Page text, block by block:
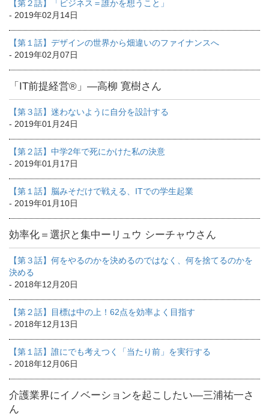
【第２話】「ビジネス＝誰かを想うこと」
- 2019年02月14日
【第１話】デザインの世界から畑違いのファイナンスへ
- 2019年02月07日
「IT前提経営®」―高柳 寛樹さん
【第３話】迷わないように自分を設計する
- 2019年01月24日
【第２話】中学2年で死にかけた私の決意
- 2019年01月17日
【第１話】脳みそだけで戦える、ITでの学生起業
- 2019年01月10日
効率化＝選択と集中ーリュウ シーチャウさん
【第３話】何をやるのかを決めるのではなく、何を捨てるのかを
決める
- 2018年12月20日
【第２話】目標は中の上！62点を効率よく目指す
- 2018年12月13日
【第１話】誰にでも考えつく「当たり前」を実行する
- 2018年12月06日
介護業界にイノベーションを起こしたい―三浦祐一さ
ん